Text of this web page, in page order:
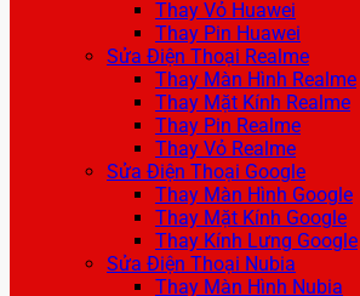
Thay Vỏ Huawei
Thay Pin Huawei
Sửa Điện Thoại Realme
Thay Màn Hình Realme
Thay Mặt Kính Realme
Thay Pin Realme
Thay Vỏ Realme
Sửa Điện Thoại Google
Thay Màn Hình Google
Thay Mặt Kính Google
Thay Kính Lưng Google
Sửa Điện Thoại Nubia
Thay Màn Hình Nubia